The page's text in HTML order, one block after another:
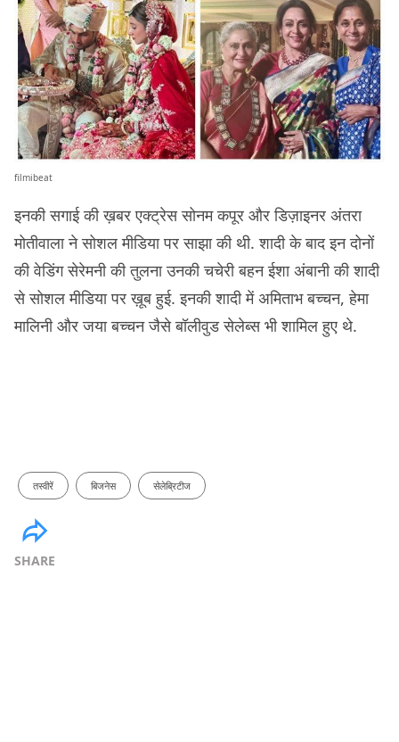
filmibeat
इनकी सगाई की ख़बर एक्ट्रेस सोनम कपूर और डिज़ाइनर अंतरा
मोतीवाला ने सोशल मीडिया पर साझा की थी. शादी के बाद इन दोनों
की वेडिंग सेरेमनी की तुलना उनकी चचेरी बहन ईशा अंबानी की शादी
से सोशल मीडिया पर ख़ूब हुई. इनकी शादी में अमिताभ बच्चन, हेमा
मालिनी और जया बच्चन जैसे बॉलीवुड सेलेब्स भी शामिल हुए थे.
तस्वीरें बिजनेस सेलेब्रिटीज
SHARE